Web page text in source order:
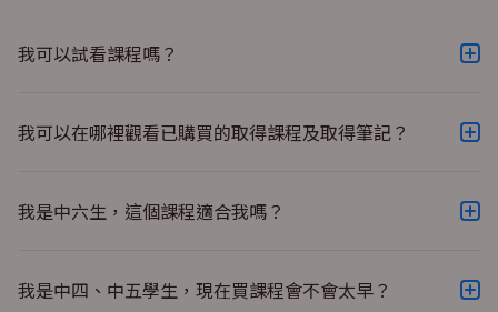
我可以試看課程嗎？
我可以在哪裡觀看已購買的取得課程及取得筆記？
snapask.com > 並到「學習中心所有課程」揀選已購入的
我是中六生，這個課程適合我嗎？
話，特別適合想短時間升 Grade 的同學。
我是中四、中五學生，現在買課程會不會太早？